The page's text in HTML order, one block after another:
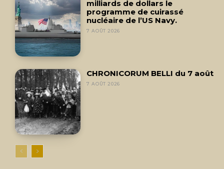
milliards de dollars le
programme de cuirassé
nucléaire de l’US Navy.
7 AOÛT 2026
CHRONICORUM BELLI du 7 août
7 AOÛT 2026